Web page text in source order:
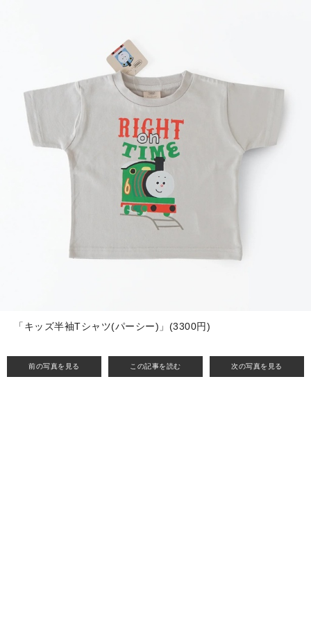
前の写真を見る この記事を読む 次の写真を見る
「キッズ半袖Tシャツ(パーシー)」(3300円)